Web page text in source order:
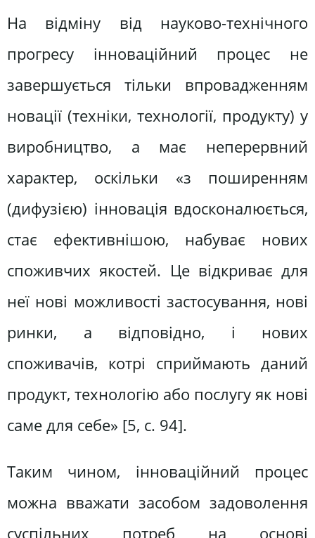
На відміну від науково-технічного
прогресу інноваційний процес не
завершується тільки впровадженням
новації (техніки, технології, продукту) у
виробництво, а має неперервний
характер, оскільки «з поширенням
(дифузією) інновація вдосконалюється,
стає ефективнішою, набуває нових
споживчих якостей. Це відкриває для
неї нові можливості застосування, нові
ринки, а відповідно, і нових
споживачів, котрі сприймають даний
продукт, технологію або послугу як нові
саме для себе» [5, с. 94].
Таким чином, інноваційний процес
можна вважати засобом задоволення
суспільних потреб на основі